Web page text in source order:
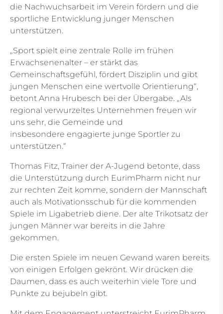
die Nachwuchsarbeit im Verein fördern und die
sportliche Entwicklung junger Menschen
unterstützen.
„Sport spielt eine zentrale Rolle im frühen
Erwachsenenalter – er stärkt das
Gemeinschaftsgefühl, fördert Disziplin und gibt
jungen Menschen eine wertvolle Orientierung“,
betont Anna Hrubesch bei der Übergabe. „Als
regional verwurzeltes Unternehmen freuen wir
uns sehr, die Gemeinde und
insbesondere engagierte junge Sportler zu
unterstützen.“
Thomas Fitz, Trainer der A-Jugend betonte, dass
die Unterstützung durch EurimPharm nicht nur
zur rechten Zeit komme, sondern der Mannschaft
auch als Motivationsschub für die kommenden
Spiele im Ligabetrieb diene. Der alte Trikotsatz der
jungen Männer war bereits in die Jahre
gekommen.
Die ersten Spiele im neuen Gewand waren bereits
von einigen Erfolgen gekrönt. Wir drücken die
Daumen, dass es auch weiterhin viele Tore und
Punkte zu bejubeln gibt.